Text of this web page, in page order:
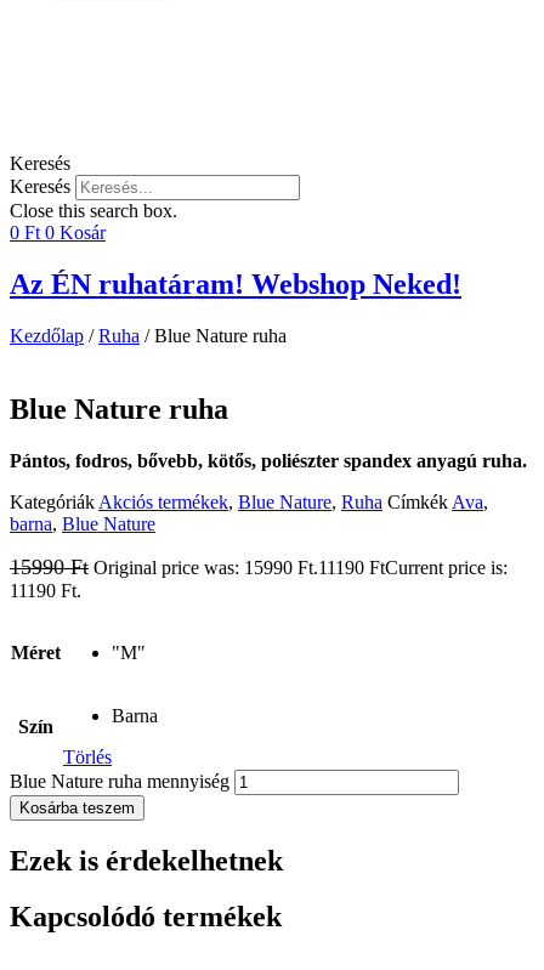
Keresés
Keresés
Close this search box.
0 Ft 0 Kosár
Az ÉN ruhatáram! Webshop Neked!
Kezdőlap /Ruha / Blue Nature ruha
Blue Nature ruha
Pántos, fodros, bővebb, kötős, poliészter spandex anyagú ruha.
Kategóriák Akciós termékek, Blue Nature, Ruha Címkék Ava,
barna, Blue Nature
15990Ft Original price was: 15990 Ft.11190 FtCurrent price is:
11190 Ft.
Méret "M"
Szín
Barna
Törlés
Blue Nature ruha mennyiség
Kosárba teszem
Ezek is érdekelhetnek
Kapcsolódó termékek